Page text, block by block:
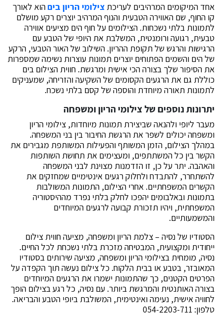
אחד המיקומים המרהיבים לעריכת צילומי הריון ביםהוא לאורך
קו החוף, שם האווירה הטבעית והנוף המרהיב יוצרים רקע מושלם
לתמונות בלתי נשכחות. הצילומים על חוף הים מציעים אווירה
טבעית, רגועה ורומנטית, המשלבת את היופי של הטבע עם
הרגישות והרגש של תקופת ההריון. השילוב של האור הטבעי, הרקע
של הים והשמים הפתוחים יוצרים תמונות עוצרות נשימה שמספרות
את הסיפור שלך בצורה הכי אישית ומרגשת. חווית הצילום בים
כוללת גם את הרגעים הקסומים של השקיעה והזריחה, שמעניקים
לתמונות תאורה מיוחדת והוספה של קסם בלתי נשכח.
יתרונות נוספים של צילומי הריון ומשפחה
מעבר ליופי ולהנאה שביצירת תמונות מיוחדות, צילומי הריון
ומשפחה יכולים לשפר את הרגשת החיבור בין בני המשפחה.
במהלך הצילום, הזמן המשותף והפעילות המשותפת מגבירים את
הקשר בין כל המשתתפים, ומעצימים את תחושת השותפות
והאהבה. יתר על כן, זו הזדמנות מצוינת לבני המשפחה
להשתחרר, להתבדח ולחלוק רגעים אינטימיים שמחזקים את
הקשרים המשפחתיים. אחרי הצילום, התמונות המשולבות
בתמונות ובאלבומים יהפכו לחלק בלתי נפרד מההיסטוריה
המשפחתית, ויהיו תזכורת קבועה לרגעים המיוחדים
והמשמעותיים.
הסטודיו של נסיה – צלמת הריון ומשפחה, מציעה חווית צילום
ייחודית ומקצועית, המבטיחה מזכרת בלתי נשכחת לכל החיים.
נסיה, מומחית בצילומי הריון ומשפחה, מציעה שירותים בסטודיו
המאובזר, בטבע או בבית הלקוח. כל צילום נעשה תוך הקפדה על
הפרטים הקטנים, כך שהתמונות ישמרו את הרגעים המיוחדים
בצורה האותנטית והמרגשת ביותר. עם נסיה, כל רגע בצילום הופך
לחוויה אישית, נעימה ואינטימית, המשולבת ביופי הטבע והבריאה.
טלפון: 054-2203-711